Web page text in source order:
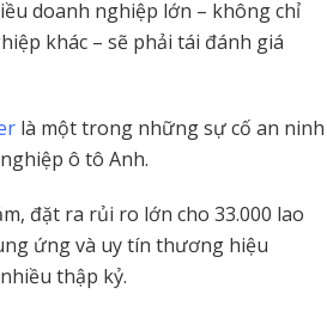
doanh nghiệp lớn – không chỉ
khác – sẽ phải tái đánh giá
là một trong những sự cố an ninh
ô tô Anh.
đặt ra rủi ro lớn cho 33.000 lao
ứng và uy tín thương hiệu
thập kỷ.